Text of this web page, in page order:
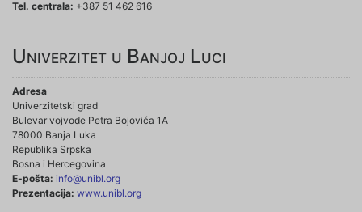
Tel. centrala: +387 51 462 616
Univerzitet u Banjoj Luci
Adresa
Univerzitetski grad
Bulevar vojvode Petra Bojovića 1A
78000 Banja Luka
Republika Srpska
Bosna i Hercegovina
E-pošta: info@unibl.org
Prezentacija: www.unibl.org